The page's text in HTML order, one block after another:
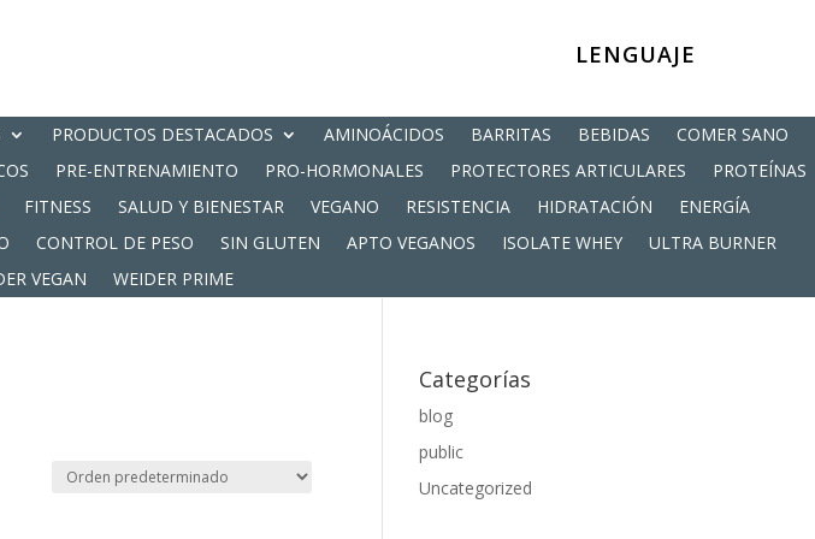
LENGUAJE
PRODUCTOS DESTACADOS AMINOÁCIDOS BARRITAS BEBIDAS
COMER SANO
PRE-ENTRENAMIENTO PRO-HORMONALES PROTECTORES ARTICULARES
PROTEÍNAS
FITNESS SALUD Y BIENESTAR VEGANO RESISTENCIA HIDRATACIÓN
ENERGÍA
CONTROL DE PESO SIN GLUTEN APTO VEGANOS ISOLATE WHEY
ULTRA BURNER
VEGAN WEIDER PRIME
Categorías
blog
public
Uncategorized